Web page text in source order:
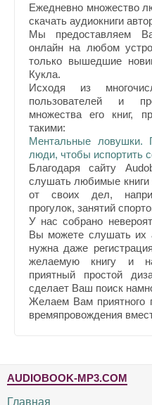
Ежедневно множество
скачать аудиокниги
Мы предоставляем
онлайн на любом
только вышедшие
Кукла.
Исходя из
пользователей и
множества его книг,
такими:
Ментальные ловушки.
люди, чтобы испортить
Благодаря сайту
слушать любимые книги
от своих дел,
прогулок, занятий
У нас собрано
Вы можете слушать их
нужна даже
желаемую книгу и
приятный простой
сделает Ваш поиск
Желаем Вам приятного
времяпровождения
AUDIOBOOK-MP3.COM
Главная